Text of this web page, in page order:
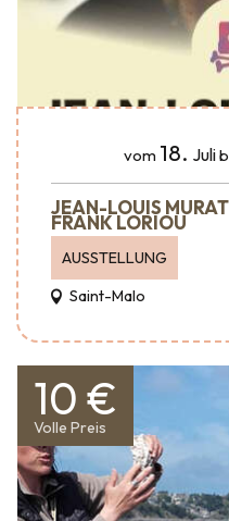
vom 18. Juli
JEAN-LOUIS
FRANK LORIOU
AUSSTELLUNG
Saint-Malo
10 €
Volle Preis